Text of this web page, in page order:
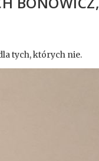
tych, których nie.